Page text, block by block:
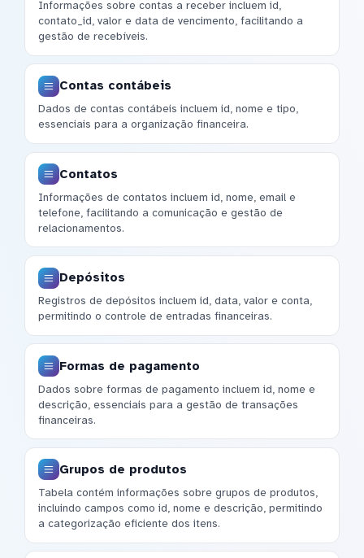
Informações sobre contas a receber incluem id,
contato_id, valor e data de vencimento, facilitando a
gestão de recebíveis.
Contas contábeis
Dados de contas contábeis incluem id, nome e tipo,
essenciais para a organização financeira.
Contatos
Informações de contatos incluem id, nome, email e
telefone, facilitando a comunicação e gestão de
relacionamentos.
Depósitos
Registros de depósitos incluem id, data, valor e conta,
permitindo o controle de entradas financeiras.
Formas de pagamento
Dados sobre formas de pagamento incluem id, nome e
descrição, essenciais para a gestão de transações
financeiras.
Grupos de produtos
Tabela contém informações sobre grupos de produtos,
incluindo campos como id, nome e descrição, permitindo
a categorização eficiente dos itens.